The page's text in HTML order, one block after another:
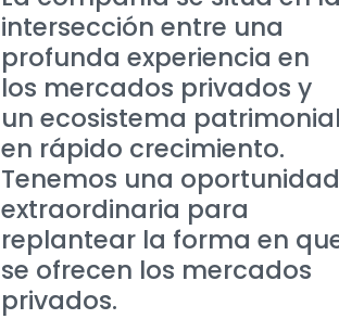
intersección entre una
profunda experiencia en
los mercados privados y
un ecosistema
en rápido crecimiento.
Tenemos una oportunidad
extraordinaria para
replantear la forma en
se ofrecen los mercados
privados.